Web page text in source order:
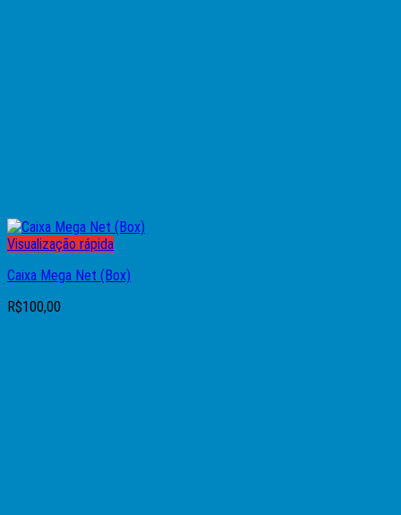
Visualização rápida
Caixa Mega Net (Box)
R$100,00